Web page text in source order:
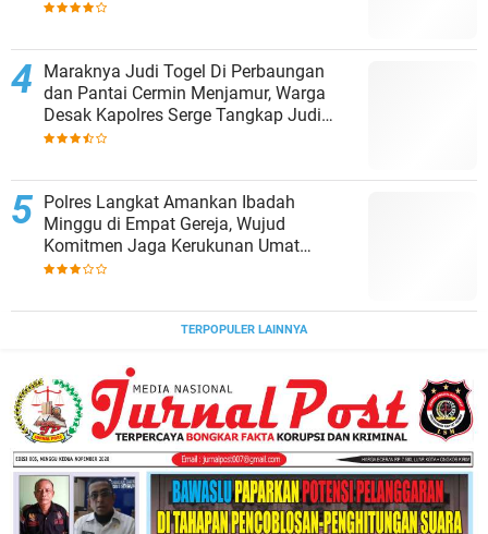
Maraknya Judi Togel Di Perbaungan
dan Pantai Cermin Menjamur, Warga
Desak Kapolres Serge Tangkap Judi
Togel
Polres Langkat Amankan Ibadah
Minggu di Empat Gereja, Wujud
Komitmen Jaga Kerukunan Umat
Beragama.
TERPOPULER LAINNYA